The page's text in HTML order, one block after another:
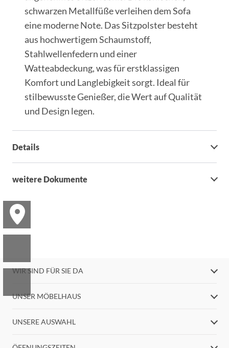
schwarzen Metallfüße verleihen dem Sofa
eine moderne Note. Das Sitzpolster besteht
aus hochwertigem Schaumstoff,
Stahlwellenfedern und einer
Watteabdeckung, was für erstklassigen
Komfort und Langlebigkeit sorgt. Ideal für
stilbewusste Genießer, die Wert auf Qualität
und Design legen.
Details
weitere Dokumente
WIR SIND FÜR SIE DA
UNSER MÖBELHAUS
UNSERE AUSWAHL